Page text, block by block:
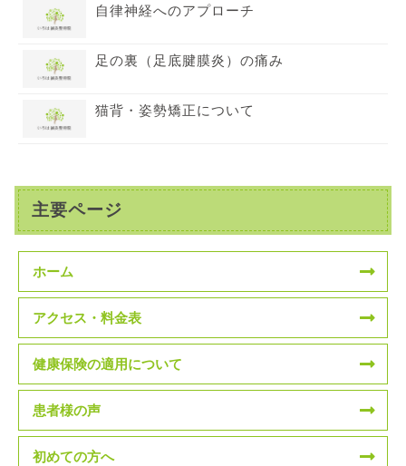
自律神経へのアプローチ
足の裏（足底腱膜炎）の痛み
猫背・姿勢矯正について
主要ページ
ホーム
アクセス・料金表
健康保険の適用について
患者様の声
初めての方へ